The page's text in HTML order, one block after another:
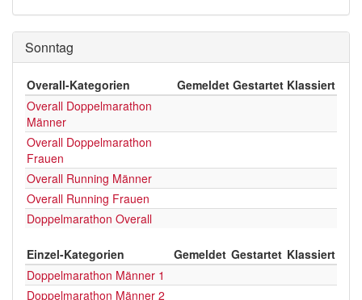
Sonntag
Overall-Kategorien Gemeldet Gestartet Klassiert
Overall Doppelmarathon
Männer
Overall Doppelmarathon
Frauen
Overall Running Männer
Overall Running Frauen
Doppelmarathon Overall
Einzel-Kategorien Gemeldet Gestartet Klassiert
Doppelmarathon Männer 1
Doppelmarathon Männer 2